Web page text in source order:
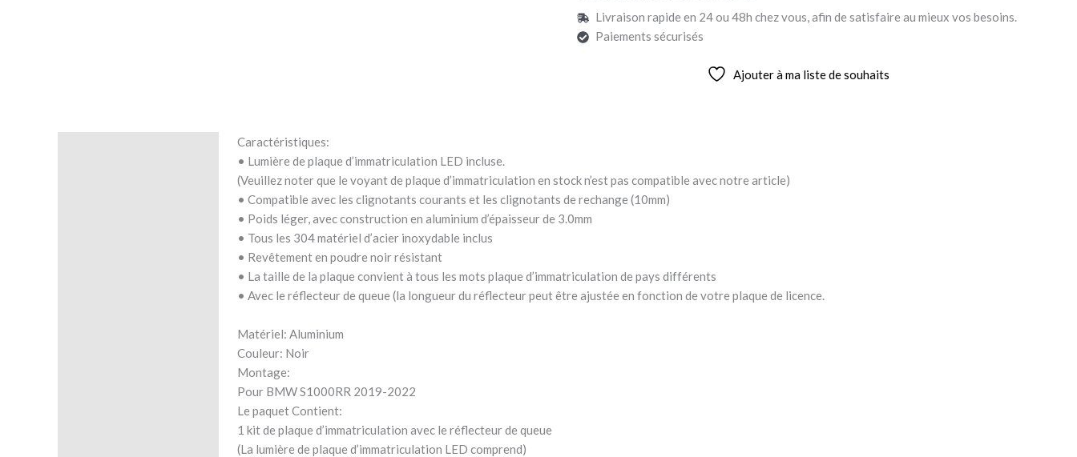
Livraison rapide en 24 ou 48h chez vous, afin de satisfaire au mieux vos besoins.
Paiements sécurisés
Ajouter à ma liste de souhaits
Caractéristiques:
• Lumière de plaque d’immatriculation LED incluse.
(Veuillez noter que le voyant de plaque d’immatriculation en stock n’est pas compatible avec notre article)
• Compatible avec les clignotants courants et les clignotants de rechange (10mm)
• Poids léger, avec construction en aluminium d’épaisseur de 3.0mm
• Tous les 304 matériel d’acier inoxydable inclus
• Revêtement en poudre noir résistant
• La taille de la plaque convient à tous les mots plaque d’immatriculation de pays différents
• Avec le réflecteur de queue (la longueur du réflecteur peut être ajustée en fonction de votre plaque de licence.
Matériel: Aluminium
Couleur: Noir
Montage:
Pour BMW S1000RR 2019-2022
Le paquet Contient:
1 kit de plaque d’immatriculation avec le réflecteur de queue
(La lumière de plaque d’immatriculation LED comprend)